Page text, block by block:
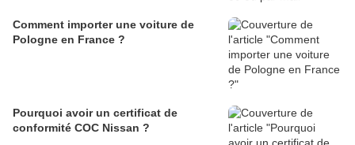
Comment importer une voiture de
Pologne en France ?
Pourquoi avoir un certificat de
conformité COC Nissan ?